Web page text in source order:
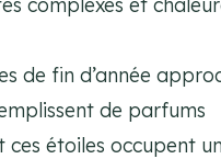
de fin d’année
de parfums
ces étoiles occupent